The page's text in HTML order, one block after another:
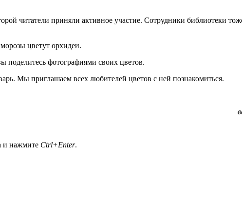
читатели приняли активное участие. Сотрудники библиотеки
цветут орхидеи.
поделитесь фотографиями своих цветов.
Мы приглашаем всех любителей цветов с ней познакомиться.
и нажмите Ctrl+Enter.